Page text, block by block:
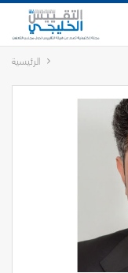
الرئيسية